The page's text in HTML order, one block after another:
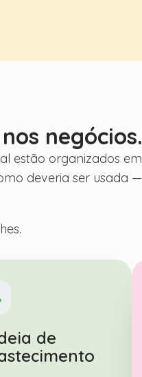
negócios.
estão organizados em
deveria ser usada —
de